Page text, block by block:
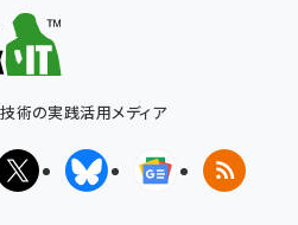
術の実践活用メディア
X(エックス)BlueskyGoogleニュ
RSS